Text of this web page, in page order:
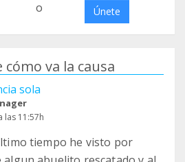
o Únete
va la causa
sola
las 11:57h
tiempo he visto por